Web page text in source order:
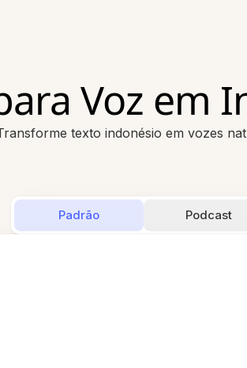
Voz em
texto indonésio em vozes
Padrão Podcast